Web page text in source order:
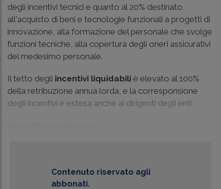
degli incentivi tecnici e quanto al 20% destinato
all'acquisto di beni e tecnologie funzionali a progetti di
innovazione, alla formazione del personale che svolge
funzioni tecniche, alla copertura degli oneri assicurativi
del medesimo personale.
Il tetto degli incentivi liquidabili è elevato al 100%
della retribuzione annua lorda, e la corresponsione
degli incentivi è estesa anche ai dirigenti degli enti.
Contenuto riservato agli
abbonati.